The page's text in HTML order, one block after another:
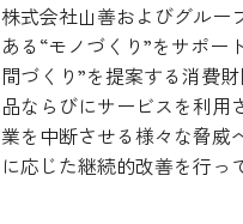
株式会社山善およびグルー
ある“モノづくり”をサポ
間づくり”を提案する消費
品ならびにサービスを利
業を中断させる様々な脅威
に応じた継続的改善を行っ